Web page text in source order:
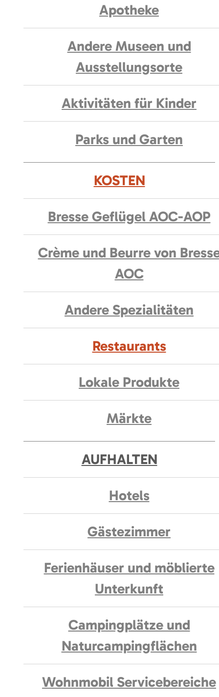
Apotheke
Andere Museen und
Ausstellungsorte
Aktivitäten für Kinder
Parks und Garten
KOSTEN
Bresse Geflügel AOC-AOP
Crème und Beurre von
AOC
Andere Spezialitäten
Restaurants
Lokale Produkte
Märkte
AUFHALTEN
Hotels
Gästezimmer
Ferienhäuser und möblierte
Unterkunft
Campingplätze und
Naturcampingflächen
Wohnmobil Servicebereiche